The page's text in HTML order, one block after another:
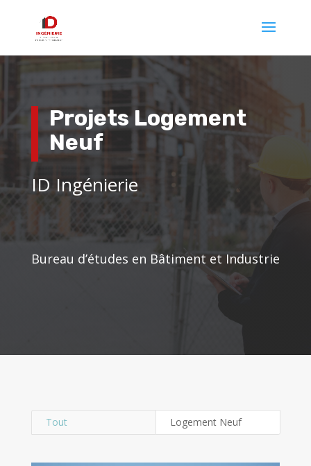
Projets Logement
Neuf
ID Ingénierie
Bureau d’études en Bâtiment et Industrie
Tout Logement Neuf